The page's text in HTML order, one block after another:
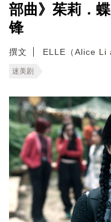
部曲》茱莉．
锋
撰文 ELLE（Alice Li
迷美剧